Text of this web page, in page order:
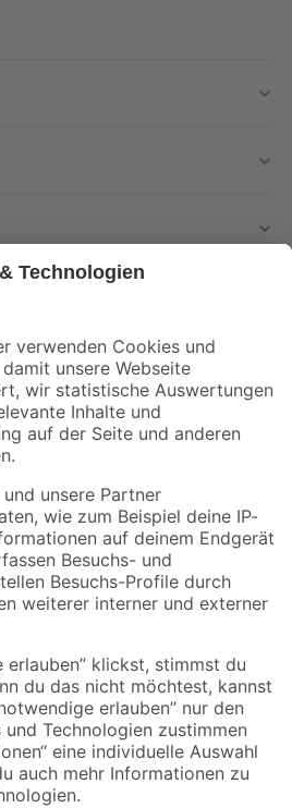
und Aktionen mehr verpassen!
Versandarten